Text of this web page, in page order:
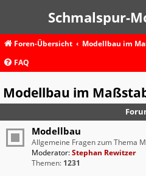
Schmalspur-
Foren-Übersicht
Modellbau im
FAQ
Modellbau im
Modellbau
Allgemeine Fragen zum Thema
Moderator:Stephan Rewitzer
Themen: 1231